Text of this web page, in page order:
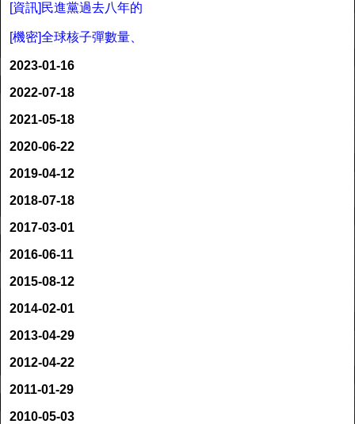
[資訊]民進黨過去八年的
[機密]全球核子彈數量、
2023-01-16
2022-07-18
2021-05-18
2020-06-22
2019-04-12
2018-07-18
2017-03-01
2016-06-11
2015-08-12
2014-02-01
2013-04-29
2012-04-22
2011-01-29
2010-05-03